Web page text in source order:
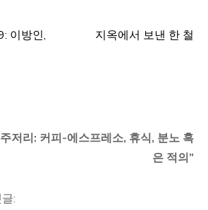
이방인,
지옥에서 보낸 한 철
주저리: 커피-에스프레소, 휴식, 분노 혹
은 적의”
: